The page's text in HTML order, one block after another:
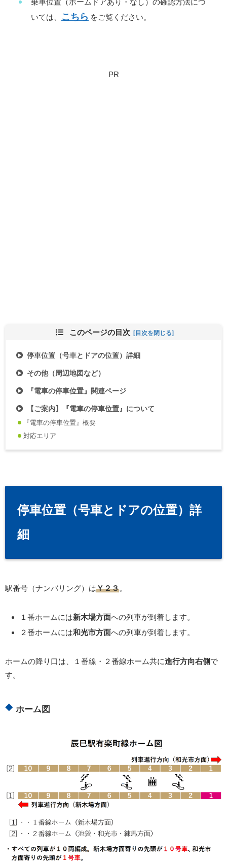
乗車位置（ホームドアあり・なし）の確認方法につ
いては、
こちら をご覧ください。
PR
このページの目次
停車位置（号車とドアの位置）詳細
その他（周辺地図など）
『電車の停車位置』関連ページ
【ご案内】『電車の停車位置』について
『電車の停車位置』概要
対応エリア
停車位置（号車とドアの位置）詳
細
駅番号（ナンバリング）はＹ２３。
１番ホームには新木場方面への列車が到着します。
２番ホームには和光市方面への列車が到着します。
ホームの降り口は、１番線・２番線ホーム共に進行方向右側で
す。
ホーム図